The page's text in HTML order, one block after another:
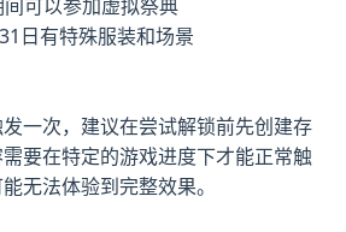
可以参加虚拟祭典
日有特殊服装和场景
一次，建议在尝试解锁前先创建存
要在特定的游戏进度下才能正常触
无法体验到完整效果。